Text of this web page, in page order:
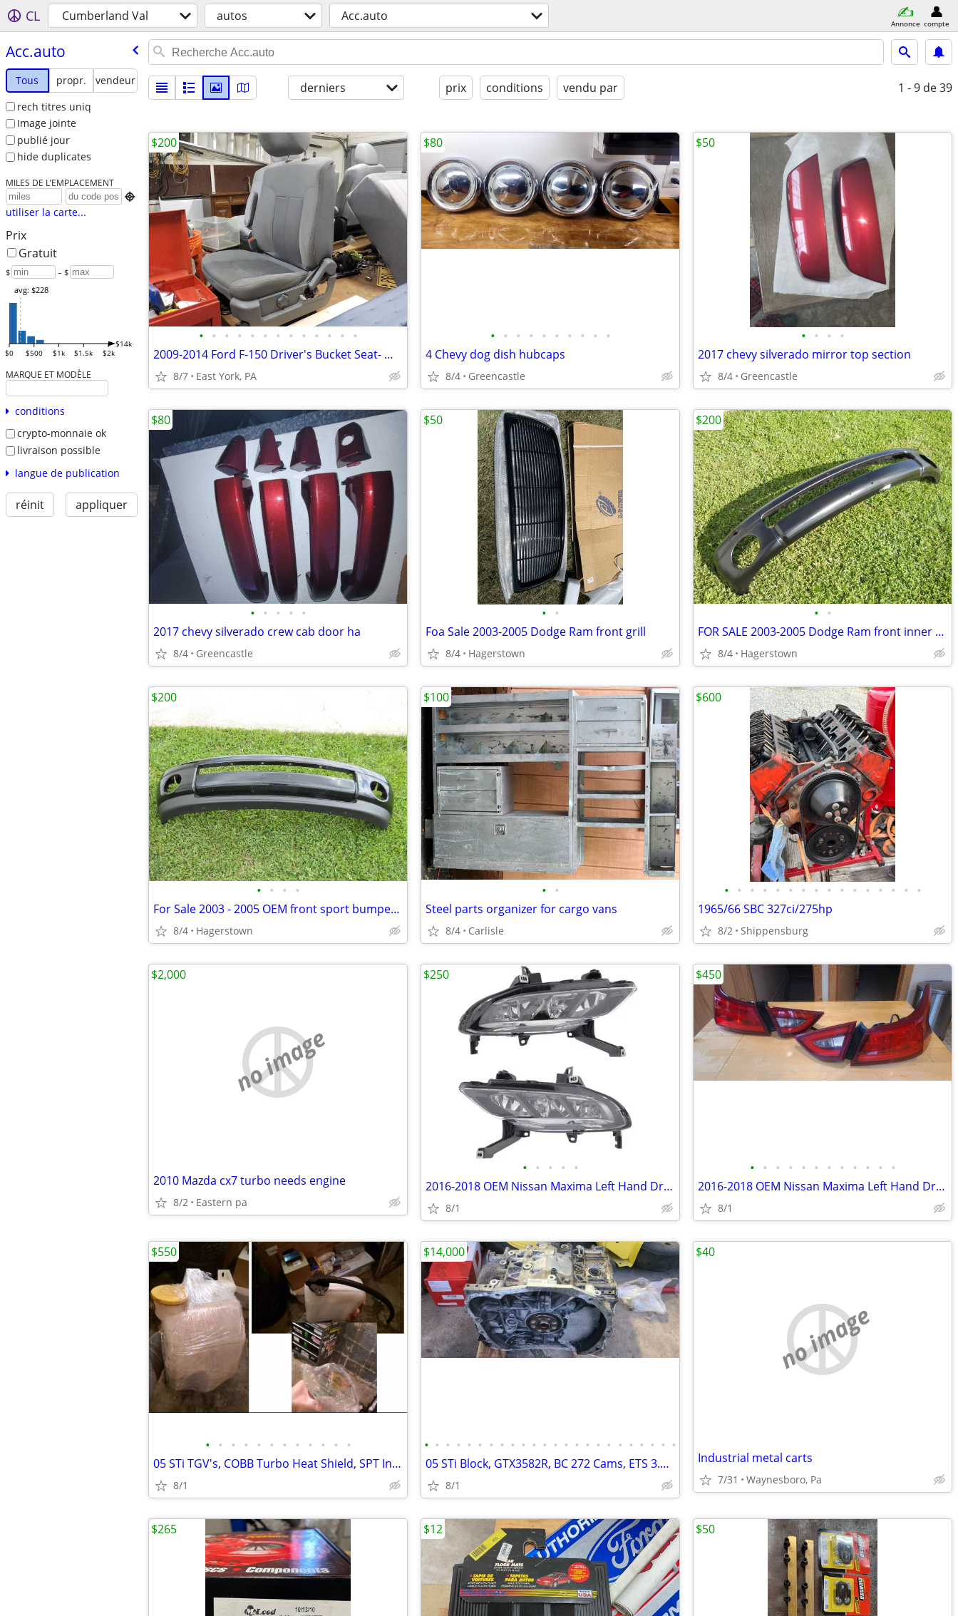
CL Cumberland Val autos Acc.auto Annonce compte
Acc.auto
Tous propr.
vendeur
rech titres uniq
Image jointe
publié jour
hide duplicates
MILES DE L’EMPLACEMENT

utiliser la carte...
Prix
Gratuit
$ – $
$0 $500 $1k $1.5k $2k
$14k
avg: $228
MARQUE ET MODÈLE
conditions
crypto-monnaie ok
livraison possible
langue de publication
réinit appliquer
derniers prix conditions vendu par 1 - 9 de 39
• • • • • • • • • • • • •
2009-2014 Ford F-150 Driver's Bucket Seat- manual. Gray Cloth
8/7 East York, PA
$200
• • • • • • • • • •
4 Chevy dog dish hubcaps
8/4 Greencastle
$80
• • • •
2017 chevy silverado mirror top section
8/4 Greencastle
$50
• • • • •
2017 chevy silverado crew cab door ha
8/4 Greencastle
$80
• •
Foa Sale 2003-2005 Dodge Ram front grill
8/4 Hagerstown
$50
• •
FOR SALE 2003-2005 Dodge Ram front inner steal bumper
8/4 Hagerstown
$200
• • • •
For Sale 2003 - 2005 OEM front sport bumper (Black)
8/4 Hagerstown
$200
• •
Steel parts organizer for cargo vans
8/4 Carlisle
$100
• • • • • • • • • • • • • • • •
1965/66 SBC 327ci/275hp
8/2 Shippensburg
$600
no image
2010 Mazda cx7 turbo needs engine
8/2 Eastern pa
$2,000
• • • • •
2016-2018 OEM Nissan Maxima Left Hand Driver/Right Hand Passenger Fog Lights
8/1
$250
• • • • • • • • • • • •
2016-2018 OEM Nissan Maxima Left Hand Driver/Right Hand Passenger Tail Lights
8/1
$450
• • • • • • • • • • • •
05 STi TGV's, COBB Turbo Heat Shield, SPT Intake w/MAF, Clutch, etc.
8/1
$550
• • • • • • • • • • • • • • • • • • • • • • • •
05 STi Block, GTX3582R, BC 272 Cams, ETS 3.5 FMIC, KillerB Header, COBB AP, etc.
8/1
$14,000
no image
Industrial metal carts
7/31 Waynesboro, Pa
$40
$265 $12 $50